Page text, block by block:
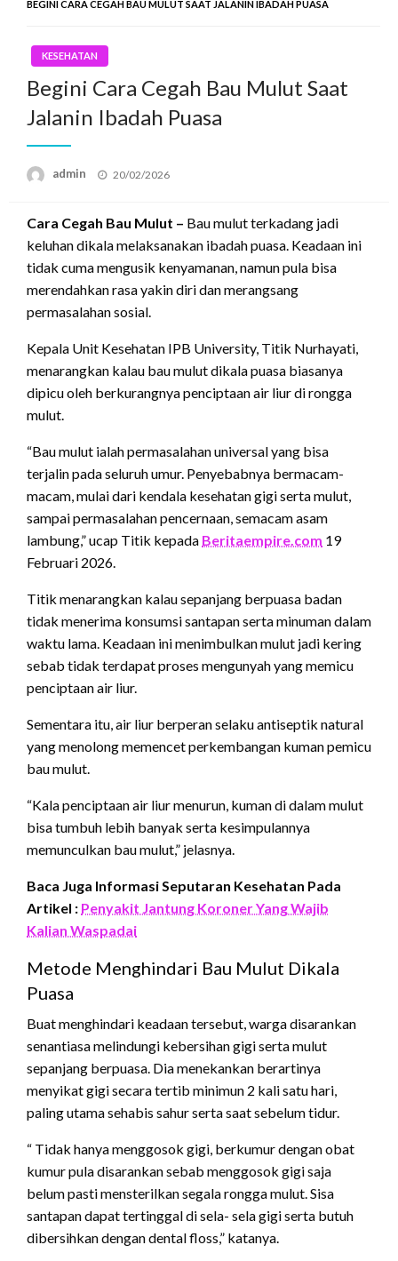
BEGINI CARA CEGAH BAU MULUT SAAT JALANIN IBADAH PUASA
KESEHATAN
Begini Cara Cegah Bau Mulut Saat
Jalanin Ibadah Puasa
admin
Posted
20/02/2026
Cara Cegah Bau Mulut – Bau mulut terkadang jadi
keluhan dikala melaksanakan ibadah puasa. Keadaan ini
tidak cuma mengusik kenyamanan, namun pula bisa
merendahkan rasa yakin diri dan merangsang
permasalahan sosial.
Kepala Unit Kesehatan IPB University, Titik Nurhayati,
menarangkan kalau bau mulut dikala puasa biasanya
dipicu oleh berkurangnya penciptaan air liur di rongga
mulut.
“Bau mulut ialah permasalahan universal yang bisa
terjalin pada seluruh umur. Penyebabnya bermacam-
macam, mulai dari kendala kesehatan gigi serta mulut,
sampai permasalahan pencernaan, semacam asam
lambung,” ucap Titik kepada Beritaempire.com 19
Februari 2026.
Titik menarangkan kalau sepanjang berpuasa badan
tidak menerima konsumsi santapan serta minuman dalam
waktu lama. Keadaan ini menimbulkan mulut jadi kering
sebab tidak terdapat proses mengunyah yang memicu
penciptaan air liur.
Sementara itu, air liur berperan selaku antiseptik natural
yang menolong memencet perkembangan kuman pemicu
bau mulut.
“Kala penciptaan air liur menurun, kuman di dalam mulut
bisa tumbuh lebih banyak serta kesimpulannya
memunculkan bau mulut,” jelasnya.
Baca Juga Informasi Seputaran Kesehatan Pada
Artikel : Penyakit Jantung Koroner Yang Wajib
Kalian Waspadai
Metode Menghindari Bau Mulut Dikala
Puasa
Buat menghindari keadaan tersebut, warga disarankan
senantiasa melindungi kebersihan gigi serta mulut
sepanjang berpuasa. Dia menekankan berartinya
menyikat gigi secara tertib minimun 2 kali satu hari,
paling utama sehabis sahur serta saat sebelum tidur.
“ Tidak hanya menggosok gigi, berkumur dengan obat
kumur pula disarankan sebab menggosok gigi saja
belum pasti mensterilkan segala rongga mulut. Sisa
santapan dapat tertinggal di sela- sela gigi serta butuh
dibersihkan dengan dental floss,” katanya.